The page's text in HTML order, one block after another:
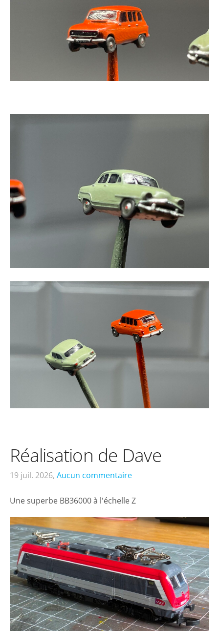
Réalisation de Dave
19 juil. 2026, Aucun commentaire
Une superbe BB36000 à l'échelle Z